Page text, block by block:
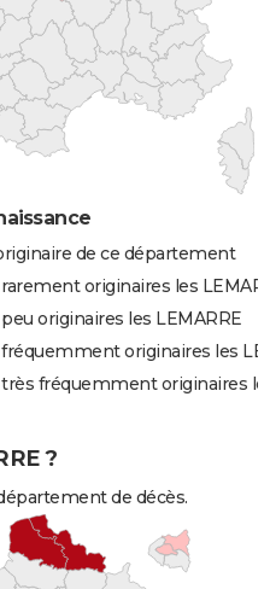
de ce département
originaires les
originaires les LEMARRE
originaires les
fréquemment originaires
?
de décès.